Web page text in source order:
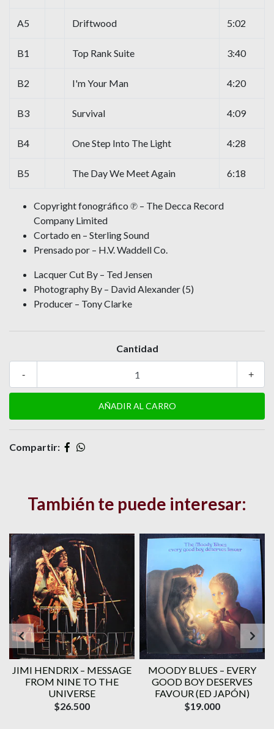
A5 Driftwood 5:02
B1 Top Rank Suite 3:40
B2 I'm Your Man 4:20
B3 Survival 4:09
B4 One Step Into The Light 4:28
B5 The Day We Meet Again 6:18
Copyright fonográfico ℗ – The Decca Record
Company Limited
Cortado en – Sterling Sound
Prensado por – H.V. Waddell Co.
Lacquer Cut By – Ted Jensen
Photography By – David Alexander (5)
Producer – Tony Clarke
Cantidad
+
-
Compartir:
También te puede interesar:
JIMI HENDRIX ‎– MESSAGE
FROM NINE TO THE
UNIVERSE
$26.500
MOODY BLUES ‎– EVERY
GOOD BOY DESERVES
FAVOUR (ED JAPÓN)
$19.000